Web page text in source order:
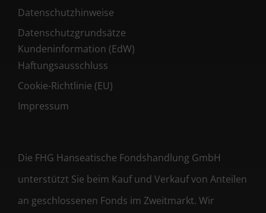
Datenschutzhinweise
Datenschutzgrundsätze
Kundeninformation (EdW)
Haftungsausschluss
Cookie-Richtlinie (EU)
Impressum
Die FHG Hanseatische Fondshandlung GmbH
unterstützt Sie beim Kauf und Verkauf von Anteilen
an geschlossenen Fonds im Zweitmarkt. Wir